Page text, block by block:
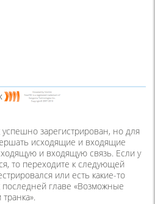
зарегистрирован, но для
исходящие и входящие
и входящую связь. Если у
то переходите к следующей
или есть какие-то
главе «Возможные